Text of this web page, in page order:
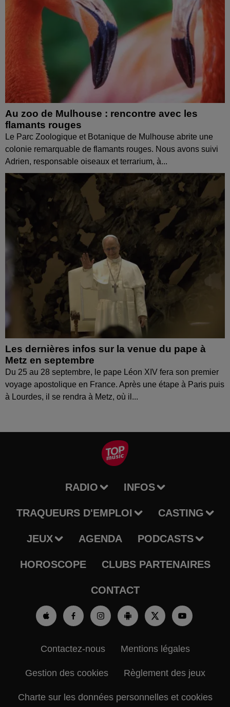
Au zoo de Mulhouse : rencontre avec les
flamants rouges
Le Parc Zoologique et Botanique de Mulhouse abrite une
colonie remarquable de flamants rouges. Nous avons suivi
Adrien, responsable oiseaux et terrarium, à...
Les dernières infos sur la venue du pape à
Metz en septembre
Du 25 au 28 septembre, le pape Léon XIV fera son premier
voyage apostolique en France. Après une étape à Paris puis
à Lourdes, il se rendra à Metz, où il...
RADIO INFOS
TRAQUEURS D'EMPLOI CASTING
JEUX AGENDA PODCASTS
HOROSCOPE CLUBS PARTENAIRES
CONTACT
Contactez-nous Mentions légales
Gestion des cookies Règlement des jeux
Charte sur les données personnelles et cookies